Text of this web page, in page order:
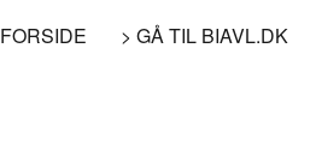
FORSIDE > GÅ TIL BIAVL.DK